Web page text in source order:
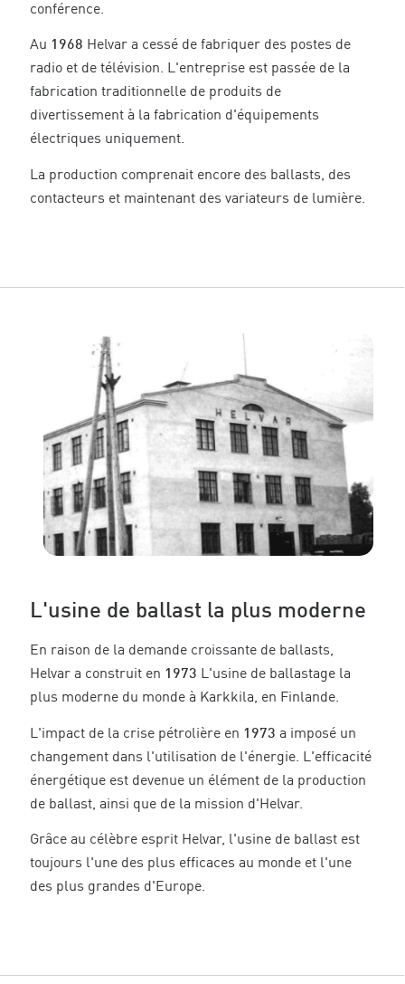
conférence.
Au 1968 Helvar a cessé de fabriquer des postes de
radio et de télévision. L'entreprise est passée de la
fabrication traditionnelle de produits de
divertissement à la fabrication d'équipements
électriques uniquement.
La production comprenait encore des ballasts, des
contacteurs et maintenant des variateurs de lumière.
L'usine de ballast la plus moderne
En raison de la demande croissante de ballasts,
Helvar a construit en 1973 L'usine de ballastage la
plus moderne du monde à Karkkila, en Finlande.
L'impact de la crise pétrolière en 1973 a imposé un
changement dans l'utilisation de l'énergie. L'efficacité
énergétique est devenue un élément de la production
de ballast, ainsi que de la mission d'Helvar.
Grâce au célèbre esprit Helvar, l'usine de ballast est
toujours l'une des plus efficaces au monde et l'une
des plus grandes d'Europe.